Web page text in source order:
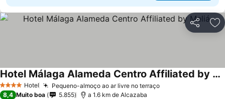
Partilhar
4 EstrelasHotel Pequeno-almoço ao ar livre no terraço
Hotel Málaga Alameda Centro Affiliated by Meliá
8,4 Muito boa 5.855 a 1.6 km de Alcazaba